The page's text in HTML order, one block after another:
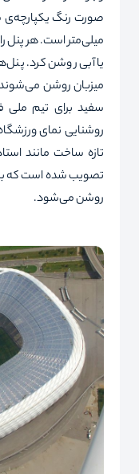
میلی‌متر است. هر پنل
یا آبی روشن کرد.
میزبان روشن می‌شوند،
سفید برای تیم ملی
روشنایی نمای
تازه ساخت مانند
تصویب شده است که
روشن می‌شود.